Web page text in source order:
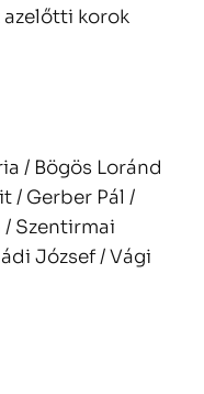
azelőtti korok
/ Bögös Loránd
/ Gerber Pál /
Szentirmai
József / Vági